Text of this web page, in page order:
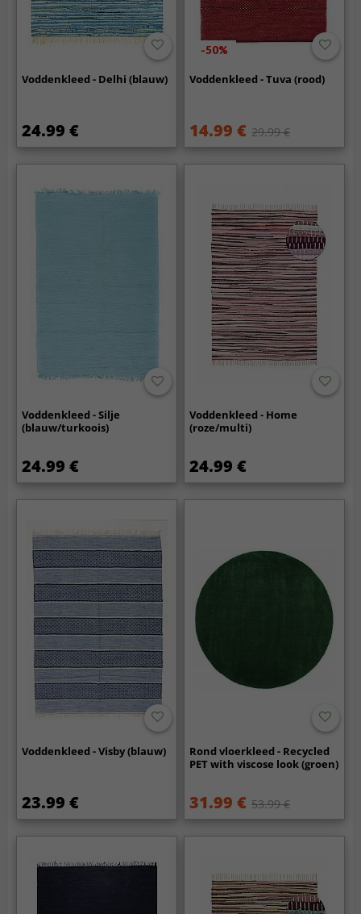
Voddenkleed - Delhi (blauw)
24.99 €
-50%
Voddenkleed - Tuva (rood)
14.99 € 29.99 €
Voddenkleed - Silje
(blauw/turkoois)
24.99 €
Voddenkleed - Home
(roze/multi)
24.99 €
Voddenkleed - Visby (blauw)
23.99 €
Rond vloerkleed - Recycled
PET with viscose look (groen)
31.99 € 53.99 €